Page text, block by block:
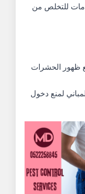
للتخلص من
ظهور الحشرات
لمنع دخول